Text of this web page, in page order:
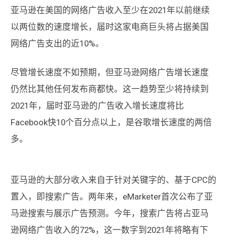
亚马逊在美国的网络广告收入至少在2021年以前继续
以两位数的速度增长，届时这家电商巨头将占据美国
网络广告支出的近10%。
尽管增长速度不如预期，但亚马逊网络广告增长速度
仍然比其他任何发布商都快。这一趋势至少将持续到
2021年，届时亚马逊的广告收入增长速度将比
Facebook快10个百分点以上，是谷歌增长速度的两倍
多。
亚马逊的大部分收入来自于针对关键字的、基于CPC的
置入，即搜索广告。两年来，eMarketer首次公布了亚
马逊搜索与展示广告预测。今年，搜索广告将占亚马
逊网络广告收入的72%，这一数字到2021年将略有下